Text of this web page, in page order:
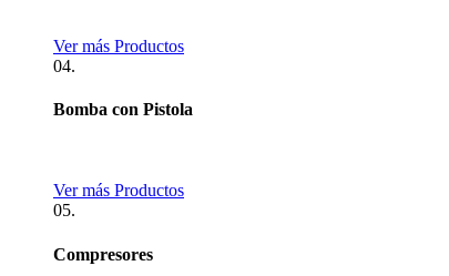
Ver más Productos
04.
Bomba con Pistola
Ver más Productos
05.
Compresores